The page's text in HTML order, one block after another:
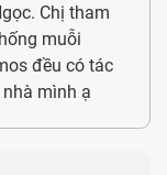
Chị tham
muỗi
đều có tác
mình ạ